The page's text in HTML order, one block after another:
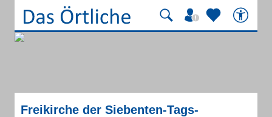
Freikirche der Siebenten-Tags-